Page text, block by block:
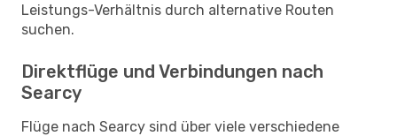
Leistungs-Verhältnis durch alternative Routen
suchen.
Direktflüge und Verbindungen nach
Searcy
Flüge nach Searcy sind über viele verschiedene